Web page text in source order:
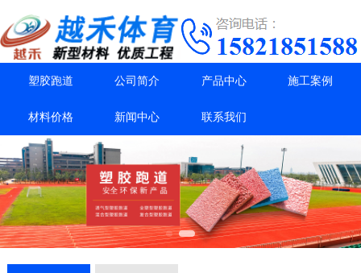
塑胶跑道 公司简介 产品中心 施工案例
材料价格 新闻中心 联系我们